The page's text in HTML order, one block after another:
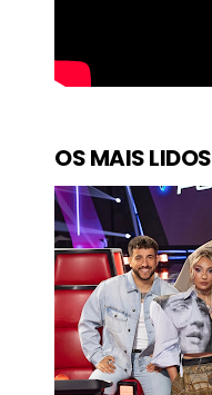
OS MAIS LIDOS